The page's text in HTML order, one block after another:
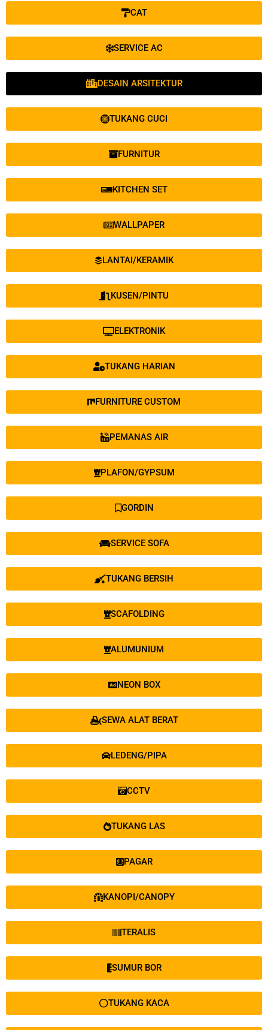
CAT
SERVICE AC
DESAIN ARSITEKTUR
TUKANG CUCI
FURNITUR
KITCHEN SET
WALLPAPER
LANTAI/KERAMIK
KUSEN/PINTU
ELEKTRONIK
TUKANG HARIAN
FURNITURE CUSTOM
PEMANAS AIR
PLAFON/GYPSUM
GORDIN
SERVICE SOFA
TUKANG BERSIH
SCAFOLDING
ALUMUNIUM
NEON BOX
SEWA ALAT BERAT
LEDENG/PIPA
CCTV
TUKANG LAS
PAGAR
KANOPI/CANOPY
TERALIS
SUMUR BOR
TUKANG KACA